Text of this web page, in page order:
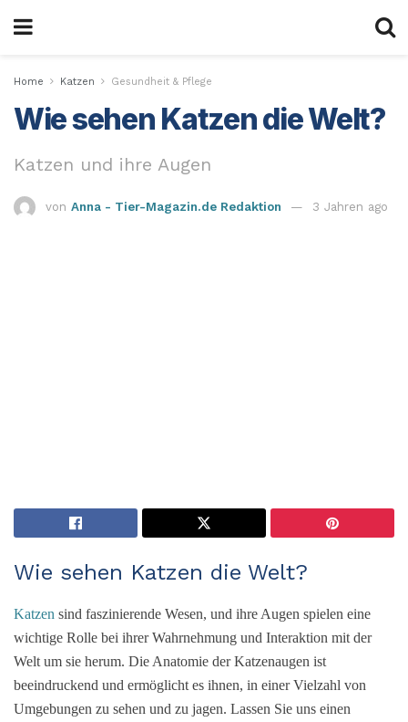
Home Katzen Gesundheit & Pflege
Wie sehen Katzen die Welt?
Katzen und ihre Augen
von Anna - Tier-Magazin.de Redaktion 3 Jahren ago
Wie sehen Katzen die Welt?
Katzen sind faszinierende Wesen, und ihre Augen spielen eine
wichtige Rolle bei ihrer Wahrnehmung und Interaktion mit der
Welt um sie herum. Die Anatomie der Katzenaugen ist
beeindruckend und ermöglicht es ihnen, in einer Vielzahl von
Umgebungen zu sehen und zu jagen. Lassen Sie uns einen